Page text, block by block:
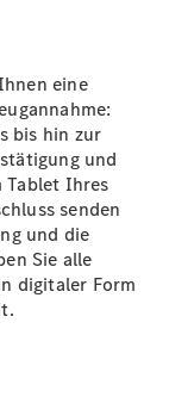
eine
bis hin zur
und
Tablet Ihres
senden
und die
Sie alle
digitaler Form